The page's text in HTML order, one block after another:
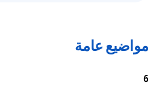
مواضيع عامة
6